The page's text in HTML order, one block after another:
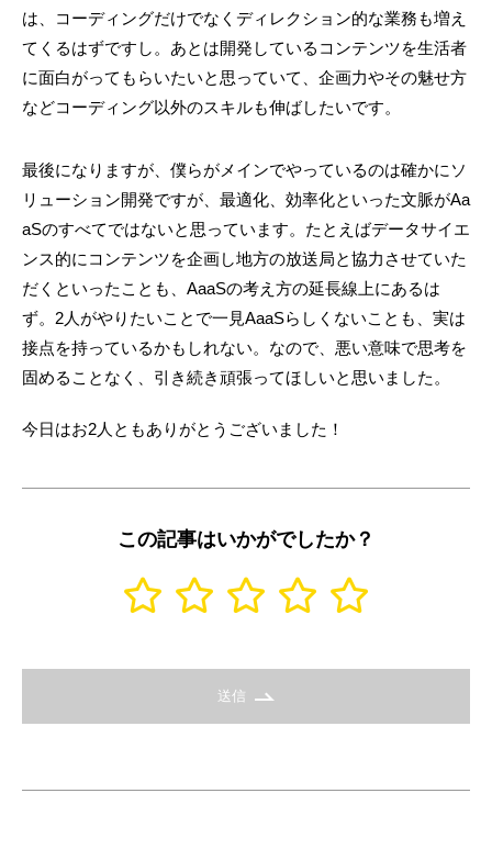
は、コーディングだけでなくディレクション的な業務も増え
てくるはずですし。あとは開発しているコンテンツを生活者
に面白がってもらいたいと思っていて、企画力やその魅せ方
などコーディング以外のスキルも伸ばしたいです。
最後になりますが、僕らがメインでやっているのは確かにソ
リューション開発ですが、最適化、効率化といった文脈がAa
aSのすべてではないと思っています。たとえばデータサイエ
ンス的にコンテンツを企画し地方の放送局と協力させていた
だくといったことも、AaaSの考え方の延長線上にあるは
ず。2人がやりたいことで一見AaaSらしくないことも、実は
接点を持っているかもしれない。なので、悪い意味で思考を
固めることなく、引き続き頑張ってほしいと思いました。
今日はお2人ともありがとうございました！
この記事はいかがでしたか？
送信